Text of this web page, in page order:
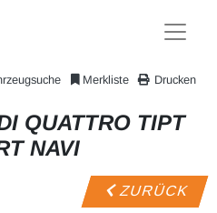
Drucken
Merkliste
QUATTRO TIPT
NAVI
ZURÜCK